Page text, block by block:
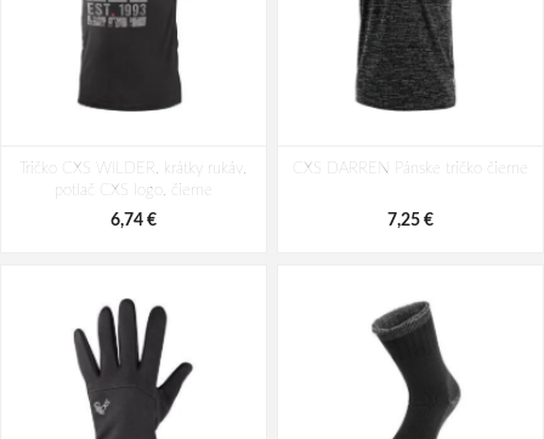
12,51 € 10,47 €
Tričko CXS WILDER, krátky rukáv,
potlač CXS logo, čierne
6,74 €
CXS DARREN Pánske tričko čierne
7,25 €